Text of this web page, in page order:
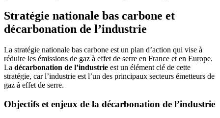
Stratégie nationale bas carbone et
décarbonation de l’industrie
La stratégie nationale bas carbone est un plan d’action qui vise à
réduire les émissions de gaz à effet de serre en France et en Europe.
La décarbonation de l’industrie est un élément clé de cette
stratégie, car l’industrie est l’un des principaux secteurs émetteurs de
gaz à effet de serre.
Objectifs et enjeux de la décarbonation de l’industrie